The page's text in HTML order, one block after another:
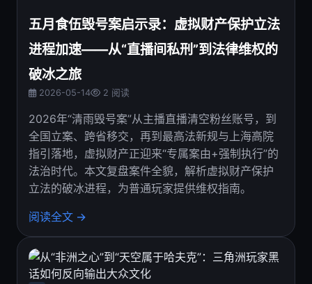
五月食伍毁号案启示录：虚拟财产保护立法
进程加速——从“直播间私刑”到法律维权的
破冰之旅
2026-05-14 2 阅读
2026年“清雨毁号案”从主播直播清空粉丝账号，到
全国立案、跨省移交，再到最高法新规与上海高院
指引落地，虚拟财产正迎来“专属案由+强制执行”的
法治时代。本文复盘案件全貌，解析虚拟财产保护
立法的破冰进程，为普通玩家提供维权指南。
阅读全文 →